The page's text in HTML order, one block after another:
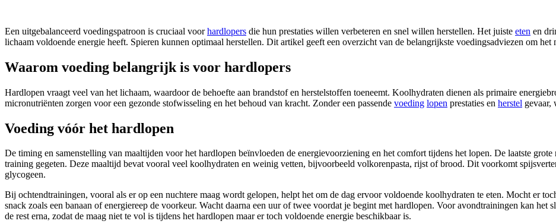
Een uitgebalanceerd voedingspatroon is cruciaal voorhardlopers die hun prestaties willen verbeteren en snel willen herstellen. Het juiste eten en
lichaam voldoende energie heeft. Spieren kunnen optimaal herstellen. Dit artikel geeft een overzicht van de belangrijkste voedingsadviezen om het
Waarom voeding belangrijk is voor hardlopers
Hardlopen vraagt veel van het lichaam, waardoor de behoefte aan brandstof en herstelstoffen toeneemt. Koolhydraten dienen als primaire
micronutriënten zorgen voor een gezonde stofwisseling en het behoud van kracht. Zonder een passende voeding lopen prestaties en herstel gevaar,
Voeding vóór het hardlopen
De timing en samenstelling van maaltijden voor het hardlopen beïnvloeden de energievoorziening en het comfort tijdens het lopen. De laatste
training gegeten. Deze maaltijd bevat vooral veel koolhydraten en weinig vetten, bijvoorbeeld volkorenpasta, rijst of brood. Dit voorkomt
glycogeen.
Bij ochtendtrainingen, vooral als er op een nuchtere maag wordt gelopen, helpt het om de dag ervoor voldoende koolhydraten te eten. Mocht er
snack zoals een banaan of energiereep de voorkeur. Wacht daarna een uur of twee voordat je begint met hardlopen. Voor avondtrainingen kan
de rest erna, zodat de maag niet te vol is tijdens het hardlopen maar er toch voldoende energie beschikbaar is.